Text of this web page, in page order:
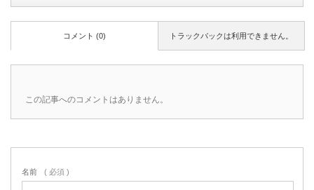
トラックバックは利用できません。
コメント (0)
この記事へのコメントはありません。
名前 ( 必須 )